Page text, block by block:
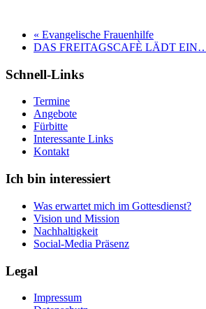
« Evangelische Frauenhilfe
DAS FREITAGSCAFÈ LÄDT
Schnell-Links
Termine
Angebote
Fürbitte
Interessante Links
Kontakt
Ich bin interessiert
Was erwartet mich im Gottesdienst?
Vision und Mission
Nachhaltigkeit
Social-Media Präsenz
Legal
Impressum